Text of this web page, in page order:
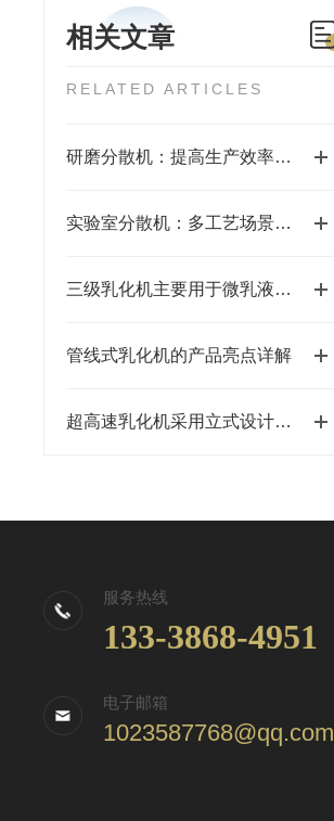
相关文章
RELATED ARTICLES
研磨分散机：提高生产效率的设备
实验室分散机：多工艺场景的“全能助手”
三级乳化机主要用于微乳液及超细悬乳液的生产
管线式乳化机的产品亮点详解
超高速乳化机采用立式设计，易于清洗
服务热线
133-3868-4951
电子邮箱
1023587768@qq.com